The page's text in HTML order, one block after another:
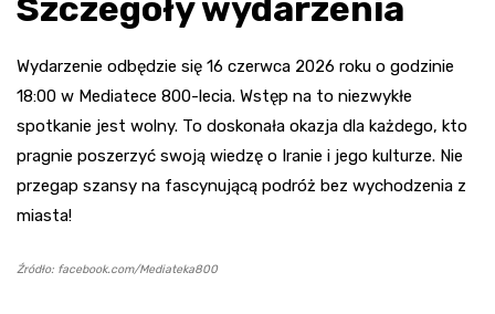
Szczegóły wydarzenia
Wydarzenie odbędzie się 16 czerwca 2026 roku o godzinie
18:00 w Mediatece 800-lecia. Wstęp na to niezwykłe
spotkanie jest wolny. To doskonała okazja dla każdego, kto
pragnie poszerzyć swoją wiedzę o Iranie i jego kulturze. Nie
przegap szansy na fascynującą podróż bez wychodzenia z
miasta!
Źródło: facebook.com/Mediateka800